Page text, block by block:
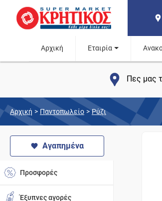
Αρχική Εταιρία
Πες μας
Αρχική > Παντοπωλείο > Ρύζι
Αγαπημένα
Προσφορές
Έξυπνες αγορές